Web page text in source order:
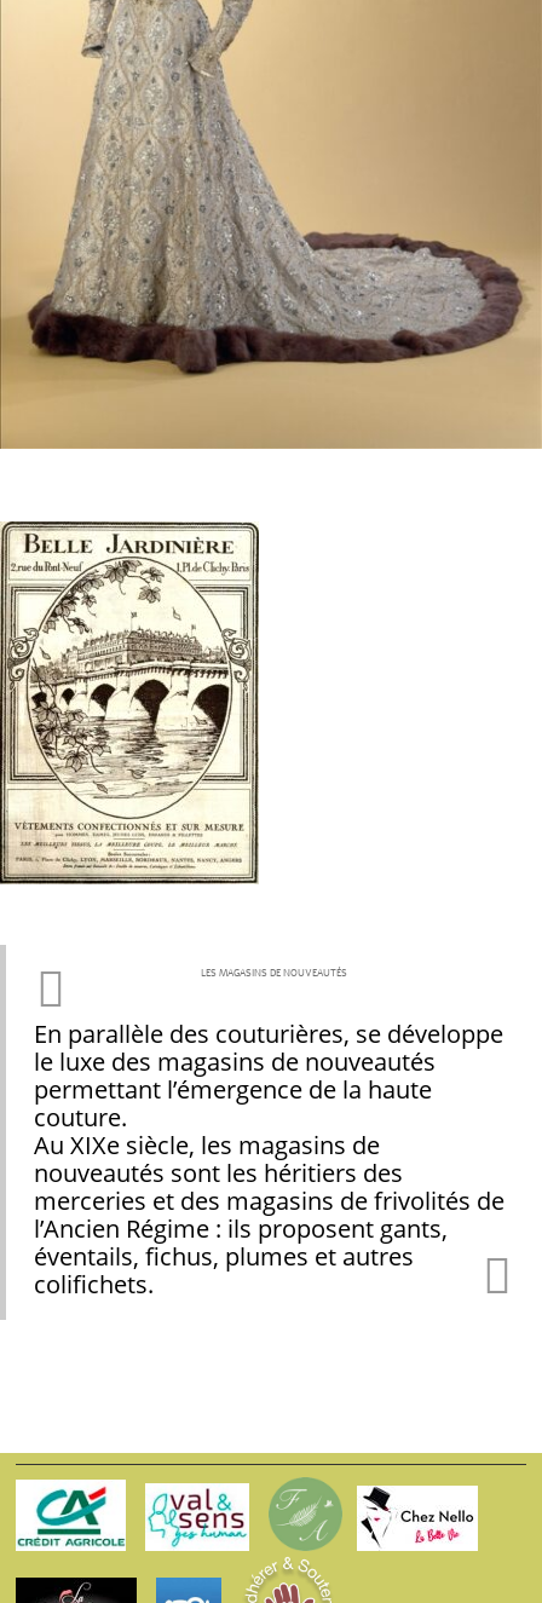
LES MAGASINS DE NOUVEAUTÉS
En parallèle des couturières, se développe
le luxe des magasins de nouveautés
permettant l’émergence de la haute
couture.
Au XIXe siècle, les magasins de
nouveautés sont les héritiers des
merceries et des magasins de frivolités de
l’Ancien Régime : ils proposent gants,
éventails, fichus, plumes et autres
colifichets.